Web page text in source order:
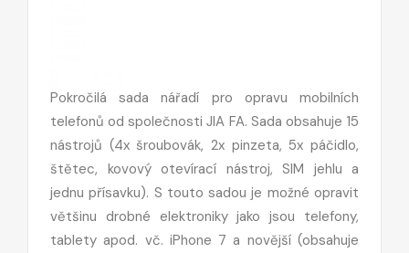
Pokročilá sada nářadí pro opravu mobilních
telefonů od společnosti JIA FA. Sada obsahuje 15
nástrojů (4x šroubovák, 2x pinzeta, 5x páčidlo,
štětec, kovový otevírací nástroj, SIM jehlu a
jednu přísavku). S touto sadou je možné opravit
většinu drobné elektroniky jako jsou telefony,
tablety apod. vč. iPhone 7 a novější (obsahuje